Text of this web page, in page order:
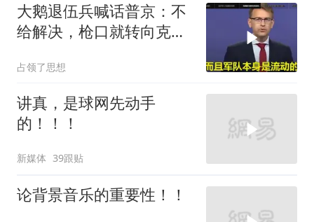
大鹅退伍兵喊话普京：不
给解决，枪口就转向克里
占领了思想
讲真，是球网先动手
的！！！
新媒体 39跟贴
论背景音乐的重要性！！